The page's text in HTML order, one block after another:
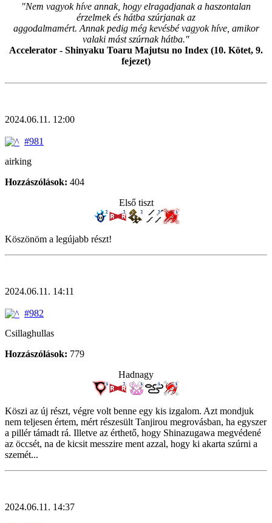
"Nem vagyok híve annak, hogy elragadjanak a haszontalan
érzelmek és hátba szúrjanak az
aggodalmamért. Annak pedig még kevésbé vagyok híve, amikor
valaki mást szúrnak hátba."
Accelerator - Shinyaku Toaru Majutsu no Index (10. Kötet, 9.
fejezet)
2024.06.11. 12:00
#981
airking
Hozzászólások: 404
Első tiszt
Köszönöm a legújabb részt!
2024.06.11. 14:11
#982
Csillaghullas
Hozzászólások: 779
Hadnagy
Köszi az új részt, végre volt benne egy kis izgalom. Azt mondjuk
nem teljesen értem, mért részesült Tanjirou megrovásban, ha egyszer
a pillér támadt rá. Illetve az érthető, hogy Shinazugawa megvédené
az öccsét, na de kicsit messzire ment azzal, hogy ki akarta szúrni a
szemét...
2024.06.11. 14:37